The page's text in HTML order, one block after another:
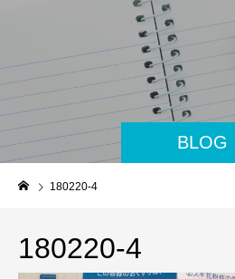
BLOG
180220-4
180220-4